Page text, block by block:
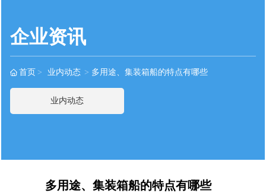
企业资讯
首页 业内动态 多用途、集装箱船的特点有哪些
业内动态
多用途、集装箱船的特点有哪些